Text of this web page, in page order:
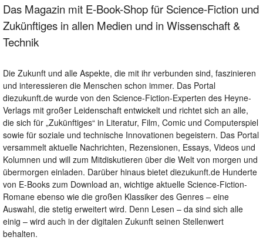
Das Magazin mit E-Book-Shop für Science-Fiction und
Zukünftiges in allen Medien und in Wissenschaft &
Technik
Die Zukunft und alle Aspekte, die mit ihr verbunden sind, faszinieren
und interessieren die Menschen schon immer. Das Portal
diezukunft.de wurde von den Science-Fiction-Experten des Heyne-
Verlags mit großer Leidenschaft entwickelt und richtet sich an alle,
die sich für „Zukünftiges“ in Literatur, Film, Comic und Computerspiel
sowie für soziale und technische Innovationen begeistern. Das Portal
versammelt aktuelle Nachrichten, Rezensionen, Essays, Videos und
Kolumnen und will zum Mitdiskutieren über die Welt von morgen und
übermorgen einladen. Darüber hinaus bietet diezukunft.de Hunderte
von E-Books zum Download an, wichtige aktuelle Science-Fiction-
Romane ebenso wie die großen Klassiker des Genres – eine
Auswahl, die stetig erweitert wird. Denn Lesen – da sind sich alle
einig – wird auch in der digitalen Zukunft seinen Stellenwert
behalten.